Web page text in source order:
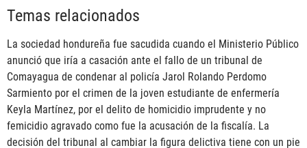
Temas relacionados
La sociedad hondureña fue sacudida cuando el Ministerio Público
anunció que iría a casación ante el fallo de un tribunal de
Comayagua de condenar al policía Jarol Rolando Perdomo
Sarmiento por el crimen de la joven estudiante de enfermería
Keyla Martínez, por el delito de homicidio imprudente y no
femicidio agravado como fue la acusación de la fiscalía. La
decisión del tribunal al cambiar la figura delictiva tiene con un pie